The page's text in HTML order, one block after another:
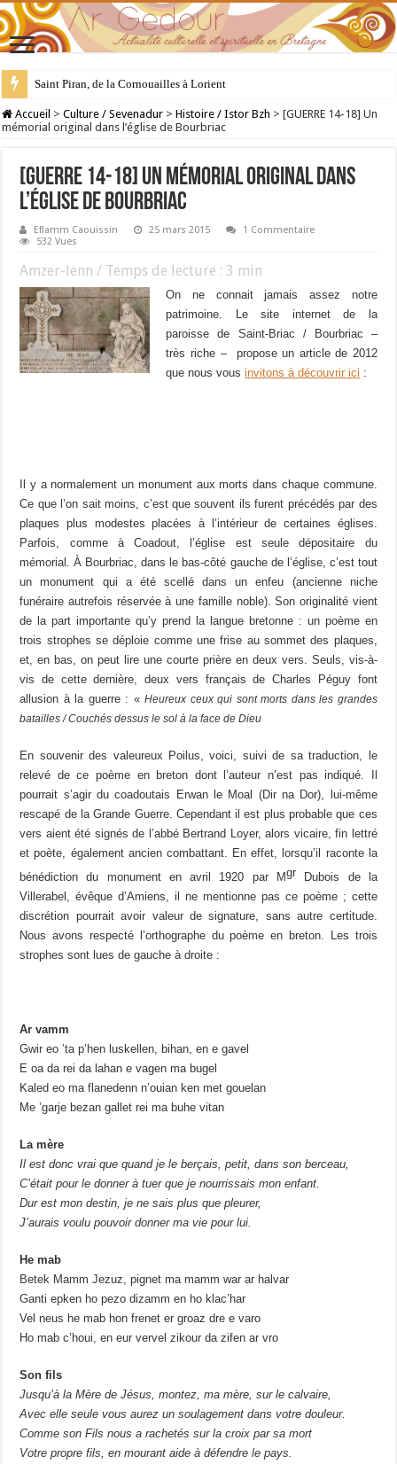
28 juillet : Saint Samson de Dol, père de la Bretagne chrétienne
Accueil > Culture / Sevenadur > Histoire / Istor Bzh > [GUERRE 14-18] Un
mémorial original dans l’église de Bourbriac
[GUERRE 14-18] Un mémorial original dans
l’église de Bourbriac
Eflamm Caouissin 25 mars 2015
1 Commentaire
532 Vues
Amzer-lenn / Temps de lecture :3 min
On ne connait jamais assez notre
patrimoine. Le site internet de la
paroisse de Saint-Briac / Bourbriac –
très riche – propose un article de 2012
que nous vous invitons à découvrir ici :
Il y a normalement un monument aux morts dans chaque commune.
Ce que l’on sait moins, c’est que souvent ils furent précédés par des
plaques plus modestes placées à l’intérieur de certaines églises.
Parfois, comme à Coadout, l’église est seule dépositaire du
mémorial. À Bourbriac, dans le bas-côté gauche de l’église, c’est tout
un monument qui a été scellé dans un enfeu (ancienne niche
funéraire autrefois réservée à une famille noble). Son originalité vient
de la part importante qu’y prend la langue bretonne : un poème en
trois strophes se déploie comme une frise au sommet des plaques,
et, en bas, on peut lire une courte prière en deux vers. Seuls, vis-à-
vis de cette dernière, deux vers français de Charles Péguy font
allusion à la guerre : «Heureux ceux qui sont morts dans les grandes
batailles / Couchés dessus le sol à la face de Dieu
En souvenir des valeureux Poilus, voici, suivi de sa traduction, le
relevé de ce poème en breton dont l’auteur n’est pas indiqué. Il
pourrait s’agir du coadoutais Erwan le Moal (Dir na Dor), lui-même
rescapé de la Grande Guerre. Cependant il est plus probable que ces
vers aient été signés de l’abbé Bertrand Loyer, alors vicaire, fin lettré
et poète, également ancien combattant. En effet, lorsqu’il raconte la
bénédiction du monument en avril 1920 par Mgr
Dubois de la
Villerabel, évêque d’Amiens, il ne mentionne pas ce poème ; cette
discrétion pourrait avoir valeur de signature, sans autre certitude.
Nous avons respecté l’orthographe du poème en breton. Les trois
strophes sont lues de gauche à droite :
Ar vamm
Gwir eo ’ta p’hen luskellen, bihan, en e gavel
E oa da rei da lahan e vagen ma bugel
Kaled eo ma flanedenn n’ouian ken met gouelan
Me ’garje bezan gallet rei ma buhe vitan
La mère
Il est donc vrai que quand je le berçais, petit, dans son berceau,
C’était pour le donner à tuer que je nourrissais mon enfant.
Dur est mon destin, je ne sais plus que pleurer,
J’aurais voulu pouvoir donner ma vie pour lui.
He mab
Betek Mamm Jezuz, pignet ma mamm war ar halvar
Ganti epken ho pezo dizamm en ho klac’har
Vel neus he mab hon frenet er groaz dre e varo
Ho mab c’houi, en eur vervel zikour da zifen ar vro
Son fils
Jusqu’à la Mère de Jésus, montez, ma mère, sur le calvaire,
Avec elle seule vous aurez un soulagement dans votre douleur.
Comme son Fils nous a rachetés sur la croix par sa mort
Votre propre fils, en mourant aide à défendre le pays.